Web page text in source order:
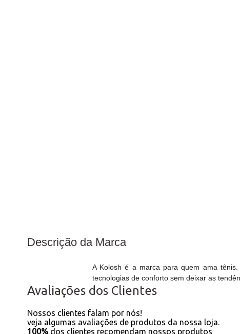
Descrição da Marca
A Kolosh é a marca para quem ama
tecnologias de conforto sem deixar as
Avaliações dos Clientes
Nossos clientes falam por nós!
veja algumas avaliações de produtos da nossa loja.
100% dos clientes recomendam nossos produtos